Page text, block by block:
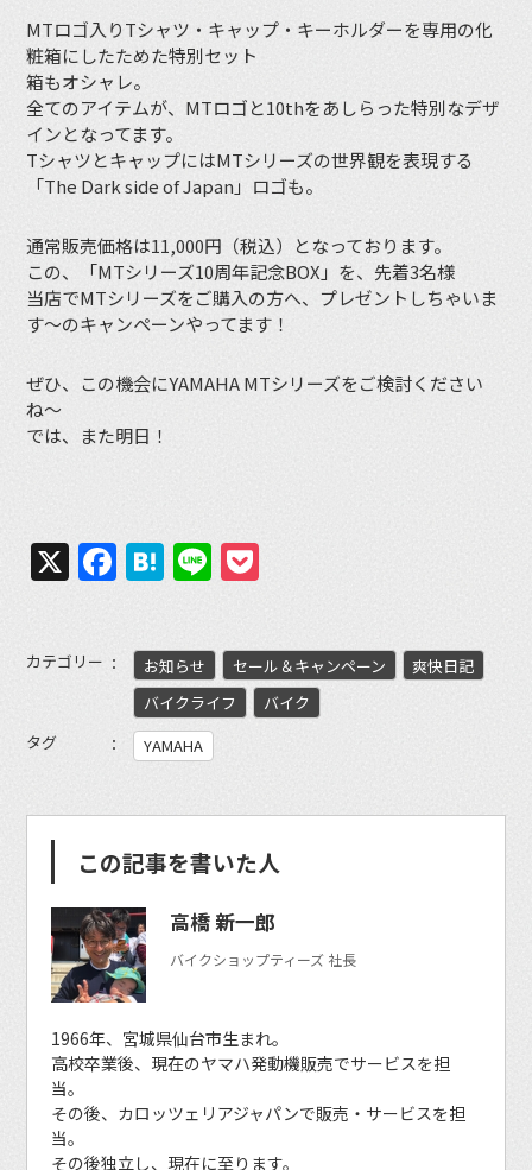
MTロゴ入りTシャツ・キャップ・キーホルダーを専用の化
粧箱にしたためた特別セット
箱もオシャレ。
全てのアイテムが、MTロゴと10thをあしらった特別なデザ
インとなってます。
TシャツとキャップにはMTシリーズの世界観を表現する
「The Dark side of Japan」ロゴも。
通常販売価格は11,000円（税込）となっております。
この、「MTシリーズ10周年記念BOX」を、先着3名様
当店でMTシリーズをご購入の方へ、プレゼントしちゃいま
す〜のキャンペーンやってます！
ぜひ、この機会にYAMAHA MTシリーズをご検討ください
ね〜
では、また明日！
X Facebook
Hatena
Line
カテゴリー お知らせ セール＆キャンペーン
爽快日記
バイクライフ
バイク
タグ
YAMAHA
この記事を書いた人
高橋 新一郎
バイクショップティーズ 社長
1966年、宮城県仙台市生まれ。
高校卒業後、現在のヤマハ発動機販売でサービスを担
当。
その後、カロッツェリアジャパンで販売・サービスを担
当。
その後独立し、現在に至ります。